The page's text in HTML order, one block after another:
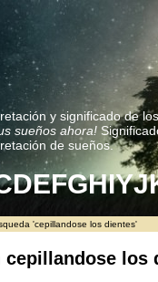
y significado de
sueños ahora!
de sueños.
DEFGHIYJ
'cepillandose los dientes'
los